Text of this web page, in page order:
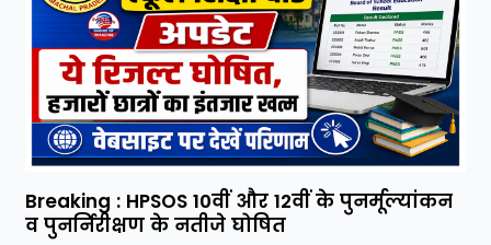
Breaking : HPSOS 10वीं और 12वीं के पुनर्मूल्यांकन
व पुनर्निरीक्षण के नतीजे घोषित